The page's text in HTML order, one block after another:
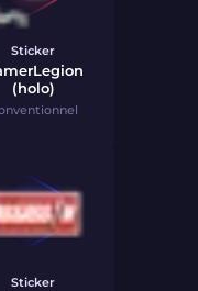
Sticker
(holo)
Sticker